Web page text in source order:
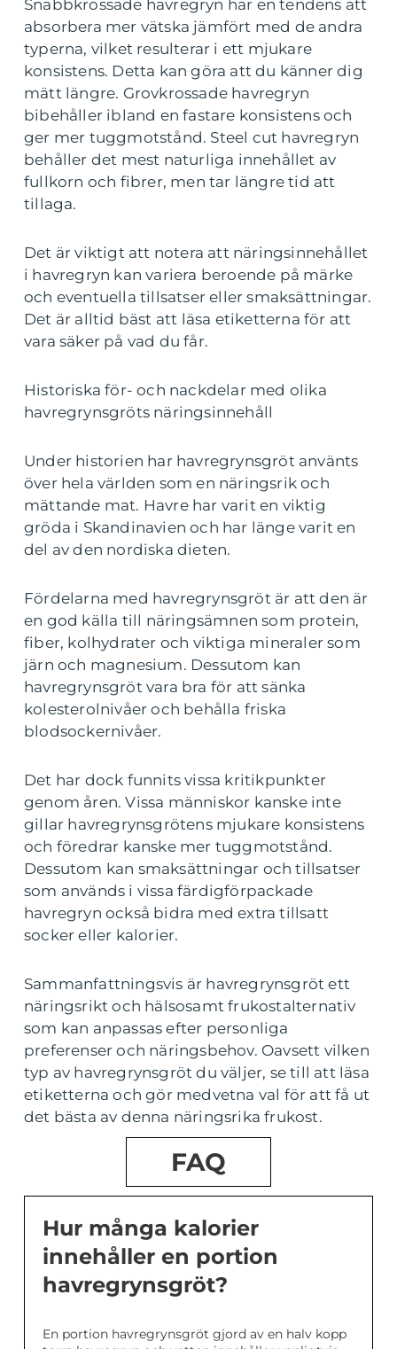
Snabbkrossade havregryn har en tendens att
absorbera mer vätska jämfört med de andra
typerna, vilket resulterar i ett mjukare
konsistens. Detta kan göra att du känner dig
mätt längre. Grovkrossade havregryn
bibehåller ibland en fastare konsistens och
ger mer tuggmotstånd. Steel cut havregryn
behåller det mest naturliga innehållet av
fullkorn och fibrer, men tar längre tid att
tillaga.
Det är viktigt att notera att näringsinnehållet
i havregryn kan variera beroende på märke
och eventuella tillsatser eller smaksättningar.
Det är alltid bäst att läsa etiketterna för att
vara säker på vad du får.
Historiska för- och nackdelar med olika
havregrynsgröts näringsinnehåll
Under historien har havregrynsgröt använts
över hela världen som en näringsrik och
mättande mat. Havre har varit en viktig
gröda i Skandinavien och har länge varit en
del av den nordiska dieten.
Fördelarna med havregrynsgröt är att den är
en god källa till näringsämnen som protein,
fiber, kolhydrater och viktiga mineraler som
järn och magnesium. Dessutom kan
havregrynsgröt vara bra för att sänka
kolesterolnivåer och behålla friska
blodsockernivåer.
Det har dock funnits vissa kritikpunkter
genom åren. Vissa människor kanske inte
gillar havregrynsgrötens mjukare konsistens
och föredrar kanske mer tuggmotstånd.
Dessutom kan smaksättningar och tillsatser
som används i vissa färdigförpackade
havregryn också bidra med extra tillsatt
socker eller kalorier.
Sammanfattningsvis är havregrynsgröt ett
näringsrikt och hälsosamt frukostalternativ
som kan anpassas efter personliga
preferenser och näringsbehov. Oavsett vilken
typ av havregrynsgröt du väljer, se till att läsa
etiketterna och gör medvetna val för att få ut
det bästa av denna näringsrika frukost.
FAQ
Hur många kalorier
innehåller en portion
havregrynsgröt?
En portion havregrynsgröt gjord av en halv kopp